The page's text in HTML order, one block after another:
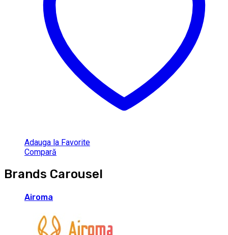
Adauga la Favorite
Compară
Brands Carousel
Airoma